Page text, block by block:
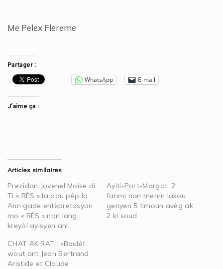
Me Pelex Flereme
Partager :
WhatsApp E-mail
J’aime ça :
Articles similaires
Prezidan Jovenel Moïse di
Ti « RÈS » la pou pèp la.
Ann gade entèpretasyon
mo « RÈS » nan lang
kreyòl ayisyen an!
Ayiti-Port-Margot: 2
fanmi nan menm lakou
genyen 5 timoun avèg ak
2 ki soud
CHAT AK RAT : «Boulèt
wout ant Jean Bertrand
Aristide et Claude